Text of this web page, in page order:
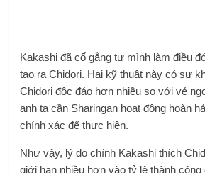
Kakashi đã cố gắng tự mình làm điều
tạo ra Chidori. Hai kỹ thuật này có sự
Chidori độc đáo hơn nhiều so với vẻ
anh ta cần Sharingan hoạt động hoàn
chính xác để thực hiện.
Như vậy, lý do chính Kakashi thích
giới hạn nhiều hơn vào tỷ lệ thành